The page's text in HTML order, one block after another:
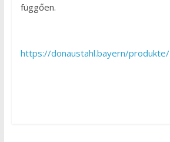
függően.
https://donaustahl.bayern/produkte/